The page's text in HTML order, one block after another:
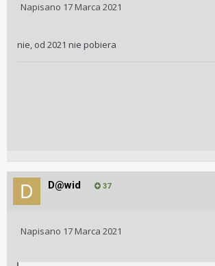
Napisano 17 Marca 2021
nie, od 2021 nie pobiera
D@wid 37
Napisano 17 Marca 2021